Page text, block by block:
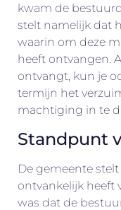
kwam de
stelt namelijk dat
waarin om deze
heeft ontvangen.
ontvangt, kun je
termijn het
machtiging in te
Standpunt
De gemeente
ontvankelijk heeft
was dat de